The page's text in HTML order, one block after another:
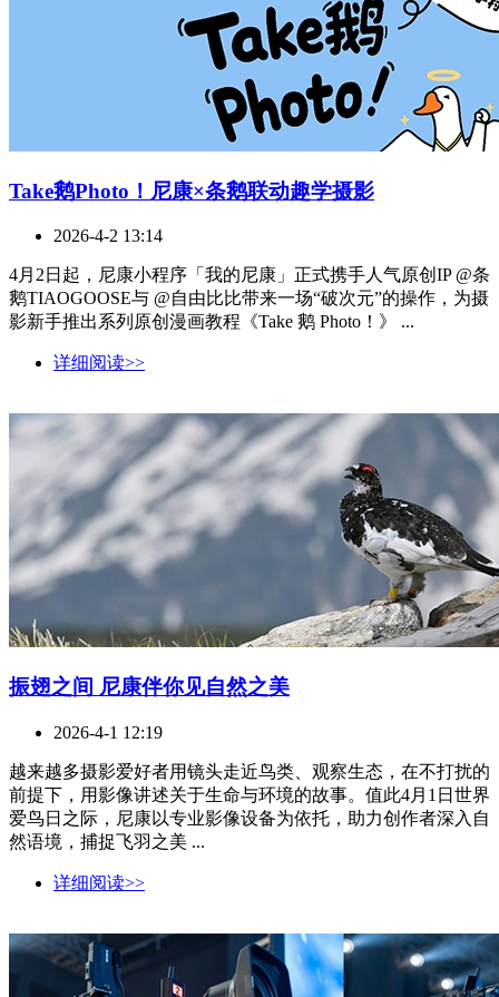
Take鹅Photo！尼康×条鹅联动趣学摄影
2026-4-2 13:14
4月2日起，尼康小程序「我的尼康」正式携手人气原创IP @条
鹅TIAOGOOSE与 @自由比比带来一场“破次元”的操作，为摄
影新手推出系列原创漫画教程《Take 鹅 Photo！》 ...
详细阅读>>
振翅之间 尼康伴你见自然之美
2026-4-1 12:19
越来越多摄影爱好者用镜头走近鸟类、观察生态，在不打扰的
前提下，用影像讲述关于生命与环境的故事。值此4月1日世界
爱鸟日之际，尼康以专业影像设备为依托，助力创作者深入自
然语境，捕捉飞羽之美 ...
详细阅读>>